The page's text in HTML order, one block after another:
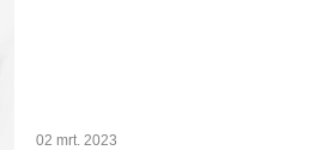
02 mrt. 2023